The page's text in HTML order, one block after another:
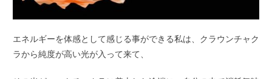
エネルギーを体感として感じる事ができる私は、クラウンチャク
ラから純度が高い光が入って来て、